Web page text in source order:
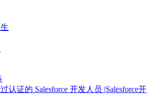
认证的 Salesforce 开发人员 |Salesforce开